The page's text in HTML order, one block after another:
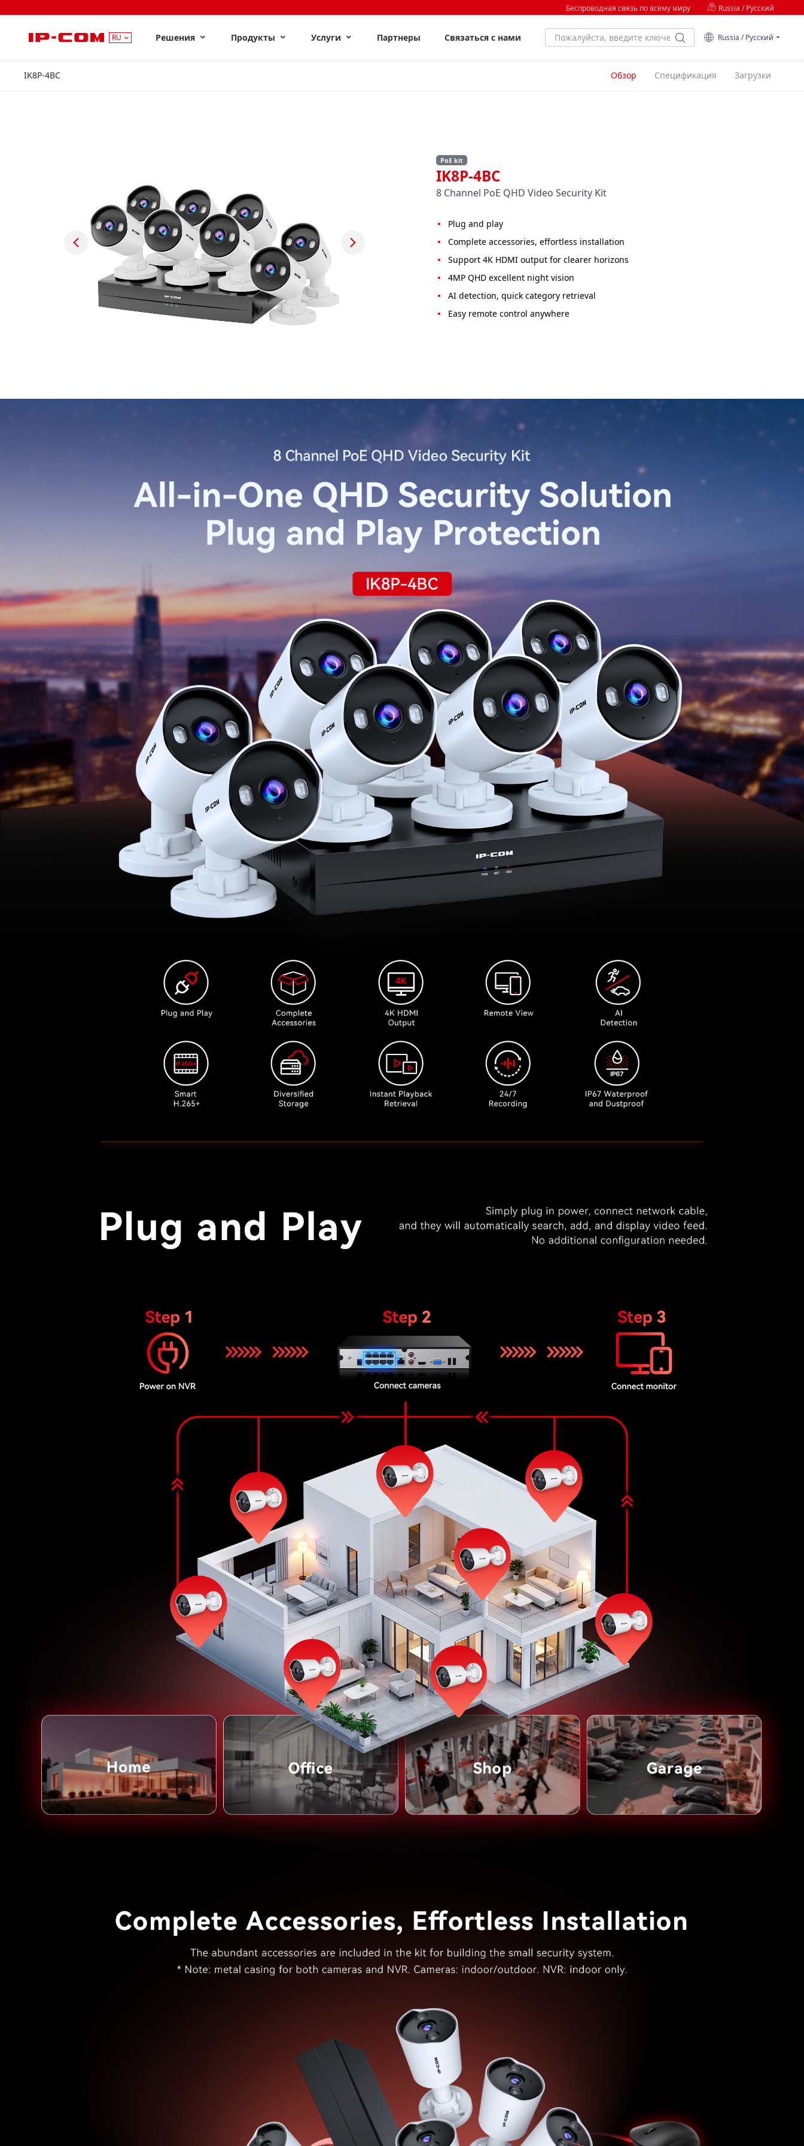
Беспроводная связь по всему миру Russia / Русский
RU Решения Продукты Услуги Партнеры Связаться с нами Russia / Русский
IK8P-4BC Обзор Спецификация Загрузки
PoE kit
IK8P-4BC
8 Channel PoE QHD Video Security Kit
Plug and play
Complete accessories, effortless installation
Support 4K HDMI output for clearer horizons
4MP QHD excellent night vision
AI detection, quick category retrieval
Easy remote control anywhere